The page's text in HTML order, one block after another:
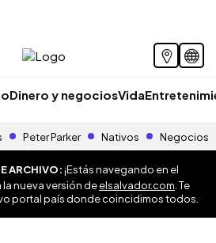
Dinero y negociosVida
Peter Parker Nativos Negocios
ARCHIVO:¡Estás navegando en el
la nueva versión deelsalvador.com . Te
portal país donde coincidimos todos.